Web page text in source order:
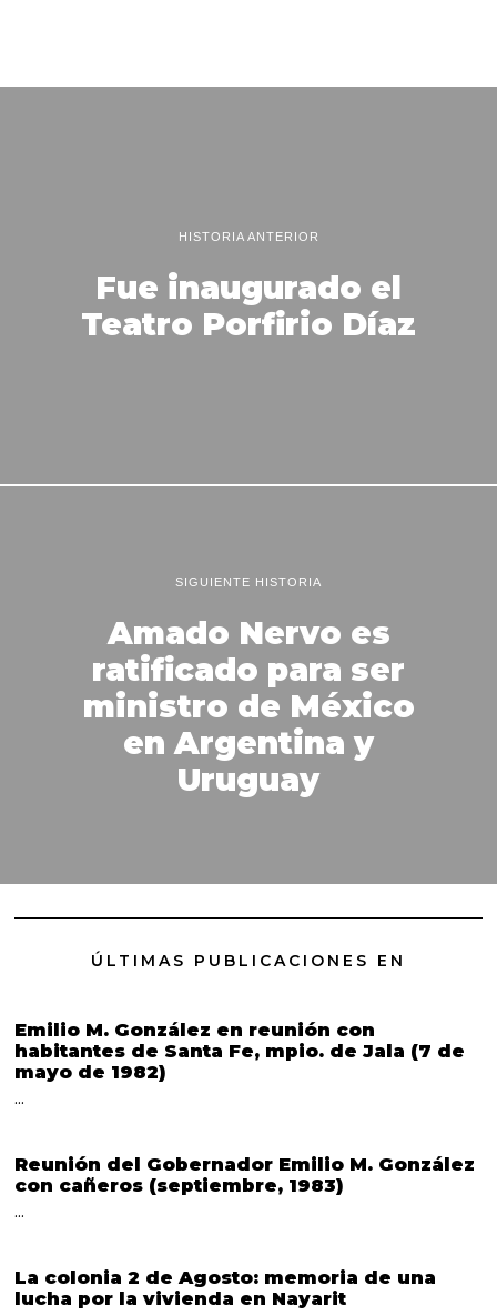
HISTORIA ANTERIOR
Fue inaugurado el
Teatro Porfirio Díaz
SIGUIENTE HISTORIA
Amado Nervo es
ratificado para ser
ministro de México
en Argentina y
Uruguay
ÚLTIMAS PUBLICACIONES EN
Emilio M. González en reunión con
habitantes de Santa Fe, mpio. de Jala (7 de
mayo de 1982)
…
Reunión del Gobernador Emilio M. González
con cañeros (septiembre, 1983)
…
La colonia 2 de Agosto: memoria de una
lucha por la vivienda en Nayarit